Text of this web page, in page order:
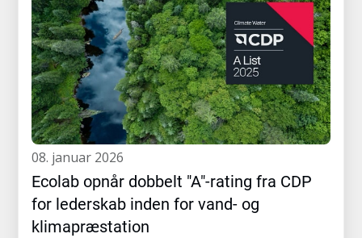
08. januar 2026
Ecolab opnår dobbelt "A"-rating fra CDP
for lederskab inden for vand- og
klimapræstation